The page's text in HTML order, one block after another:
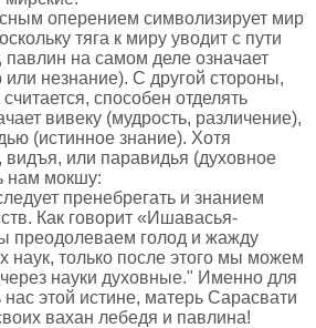
оперением символизирует мир
тяга к миру уводит с пути
павлин на самом деле означает
незнание). С другой стороны,
способен отделять
вивеку (мудрость, различение),
(истинное знание). Хотя
видъя, или паравидья (духовное
нам мокшу:
пренебрегать и знанием
Как говорит «Ишавасья-
преодолеваем голод и жажду
наук, только после этого мы можем
науки духовные." Именно для
нас этой истине, матерь Сарасвати
вахан лебедя и павлина!